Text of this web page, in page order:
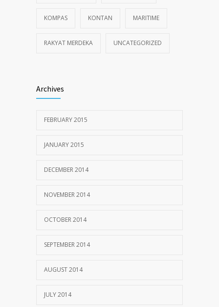
KOMPAS KONTAN MARITIME
RAKYAT MERDEKA UNCATEGORIZED
Archives
FEBRUARY 2015
JANUARY 2015
DECEMBER 2014
NOVEMBER 2014
OCTOBER 2014
SEPTEMBER 2014
AUGUST 2014
JULY 2014